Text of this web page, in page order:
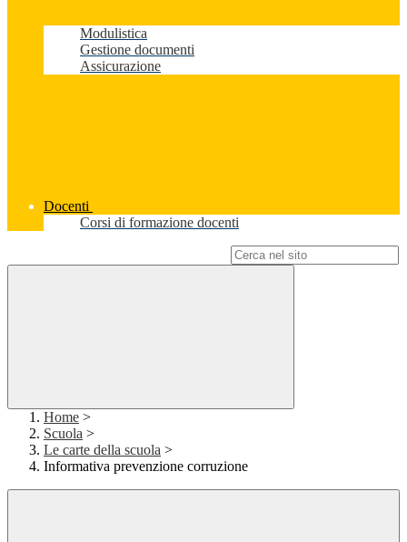
Modulistica
Gestione documenti
Assicurazione
Docenti
Corsi di formazione docenti
Home >
Scuola >
Le carte della scuola >
Informativa prevenzione corruzione